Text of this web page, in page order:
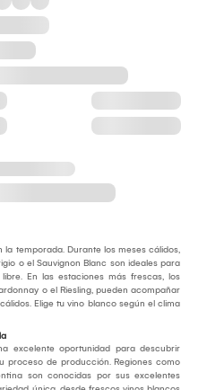
temporada. Durante los meses cálidos,
o el Sauvignon Blanc son ideales para
En las estaciones más frescas, los
o el Riesling, pueden acompañar
Elige tu vino blanco según el clima
excelente oportunidad para descubrir
proceso de producción. Regiones como
son conocidas por sus excelentes